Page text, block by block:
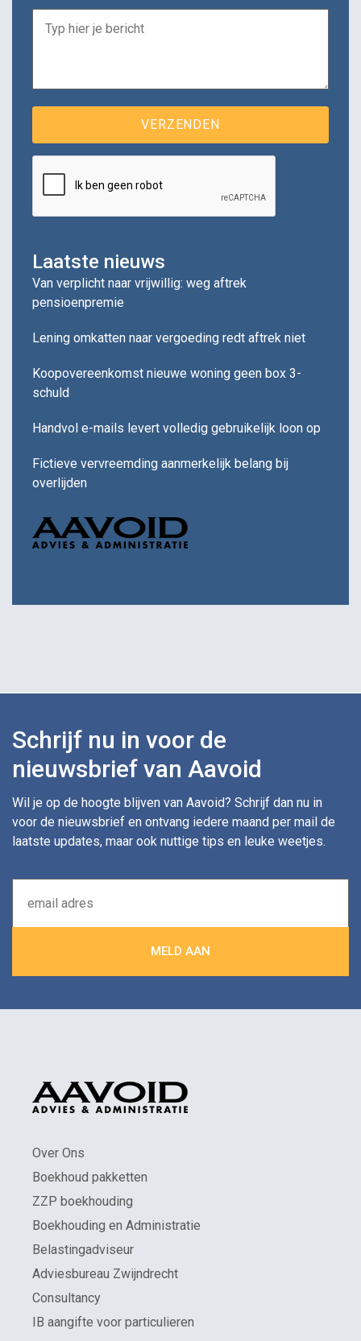
Laatste nieuws
Van verplicht naar vrijwillig: weg aftrek
pensioenpremie
Lening omkatten naar vergoeding redt aftrek niet
Koopovereenkomst nieuwe woning geen box 3-
schuld
Handvol e-mails levert volledig gebruikelijk loon op
Fictieve vervreemding aanmerkelijk belang bij
overlijden
Schrijf nu in voor de
nieuwsbrief van Aavoid
Wil je op de hoogte blijven van Aavoid? Schrijf dan nu in
voor de nieuwsbrief en ontvang iedere maand per mail de
laatste updates, maar ook nuttige tips en leuke weetjes.
Over Ons
Boekhoud pakketten
ZZP boekhouding
Boekhouding en Administratie
Belastingadviseur
Adviesbureau Zwijndrecht
Consultancy
IB aangifte voor particulieren